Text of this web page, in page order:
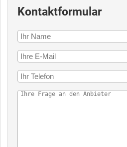
Kontaktformular